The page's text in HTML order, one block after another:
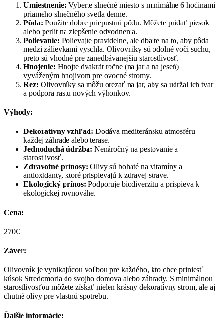
Umiestnenie: Vyberte slnečné miesto s minimálne 6 hodinami
priameho slnečného svetla denne.
Pôda: Použite dobre priepustnú pôdu. Môžete pridať piesok
alebo perlit na zlepšenie odvodnenia.
Polievanie: Polievajte pravidelne, ale dbajte na to, aby pôda
medzi zálievkami vyschla. Olivovníky sú odolné voči suchu,
preto sú vhodné pre zanedbávanejšiu starostlivosť.
Hnojenie: Hnojte dvakrát ročne (na jar a na jeseň)
vyváženým hnojivom pre ovocné stromy.
Rez: Olivovníky sa môžu orezať na jar, aby sa udržal ich tvar
a podpora rastu nových výhonkov.
Výhody:
Dekoratívny vzhľad: Dodáva mediteránsku atmosféru
každej záhrade alebo terase.
Jednoduchá údržba: Nenáročný na pestovanie a
starostlivosť.
Zdravotné prínosy: Olivy sú bohaté na vitamíny a
antioxidanty, ktoré prispievajú k zdravej strave.
Ekologický prínos: Podporuje biodiverzitu a prispieva k
ekologickej rovnováhe.
Cena:
270€
Záver:
Olivovník je vynikajúcou voľbou pre každého, kto chce priniesť
kúsok Stredomoria do svojho domova alebo záhrady. S minimálnou
starostlivosťou môžete získať nielen krásny dekoratívny strom, ale aj
chutné olivy pre vlastnú spotrebu.
Ďalšie informácie: